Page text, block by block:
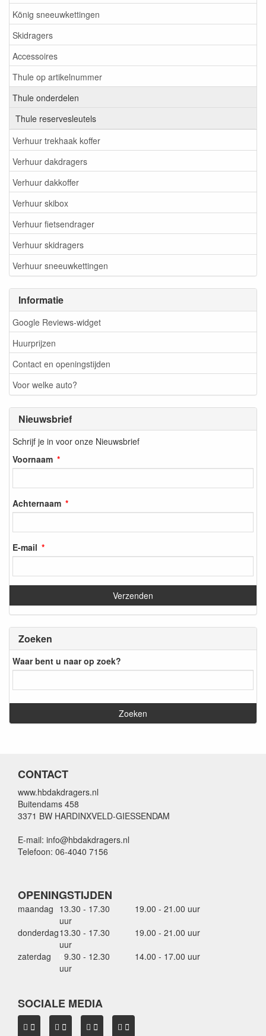
König sneeuwkettingen
Skidragers
Accessoires
Thule op artikelnummer
Thule onderdelen
Thule reservesleutels
Verhuur trekhaak koffer
Verhuur dakdragers
Verhuur dakkoffer
Verhuur skibox
Verhuur fietsendrager
Verhuur skidragers
Verhuur sneeuwkettingen
Informatie
Google Reviews-widget
Huurprijzen
Contact en openingstijden
Voor welke auto?
Nieuwsbrief
Schrijf je in voor onze Nieuwsbrief
Voornaam
Achternaam
E-mail
Zoeken
Waar bent u naar op zoek?
CONTACT
www.hbdakdragers.nl
Buitendams 458
3371 BW HARDINXVELD-GIESSENDAM
E-mail: info@hbdakdragers.nl
Telefoon: 06-4040 7156
OPENINGSTIJDEN
maandag 13.30 - 17.30
uur
19.00 - 21.00 uur
donderdag13.30 - 17.30
uur
19.00 - 21.00 uur
zaterdag
9.30 - 12.30
uur
14.00 - 17.00 uur
SOCIALE MEDIA